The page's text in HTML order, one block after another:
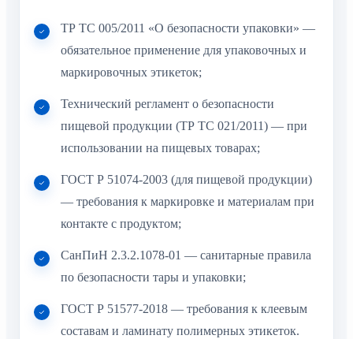
ТР ТС 005/2011 «О безопасности упаковки» —
обязательное применение для упаковочных и
маркировочных этикеток;
Технический регламент о безопасности
пищевой продукции (ТР ТС 021/2011) — при
использовании на пищевых товарах;
ГОСТ Р 51074-2003 (для пищевой продукции)
— требования к маркировке и материалам при
контакте с продуктом;
СанПиН 2.3.2.1078-01 — санитарные правила
по безопасности тары и упаковки;
ГОСТ Р 51577-2018 — требования к клеевым
составам и ламинату полимерных этикеток.